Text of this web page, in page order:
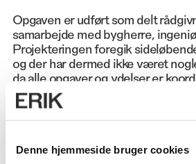
Denne hjemmeside bruger cookies
Opgaven er udført som delt
samarbejde med bygherre,
Projekteringen foregik
og der har dermed ikke været
da alle opgaver og ydelser er
løbende – i det vi kalder et
rådgivningsforløb.
Projektering ifm. indvendig